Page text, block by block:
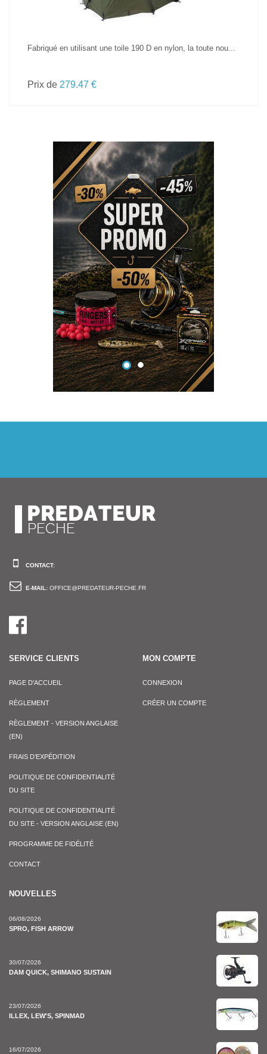
Fabriqué en utilisant une toile 190 D en nylon, la toute nou...
Prix de 279.47 €
CONTACT:
E-MAIL: OFFICE@PREDATEUR-PECHE.FR
SERVICE CLIENTS
PAGE D'ACCUEIL
RÈGLEMENT
RÈGLEMENT - VERSION ANGLAISE
(EN)
FRAIS D’EXPÉDITION
POLITIQUE DE CONFIDENTIALITÉ
DU SITE
POLITIQUE DE CONFIDENTIALITÉ
DU SITE - VERSION ANGLAISE (EN)
PROGRAMME DE FIDÉLITÉ
CONTACT
MON COMPTE
CONNEXION
CRÉER UN COMPTE
NOUVELLES
06/08/2026
SPRO, FISH ARROW
30/07/2026
DAM QUICK, SHIMANO SUSTAIN
23/07/2026
ILLEX, LEW'S, SPINMAD
16/07/2026